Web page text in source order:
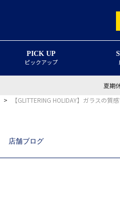
PICK UP
ピックアップ
夏期
> 【GLITTERING HOLIDAY】ガラスの質
店舗ブログ